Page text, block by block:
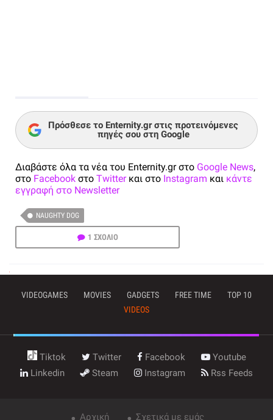
Πρόσθεσε το Enternity.gr στις προτεινόμενες
πηγές σου στη Google
Διαβάστε όλα τα νέα του Enternity.gr στο Google News,
στο Facebook στο Twitterκαι στο Instagram και κάντε
εγγραφή στο Newsletter
NAUGHTY DOG
1 ΣΧΟΛΙΟ
VIDEOGAMES MOVIES GADGETS FREE TIME
TOP 10
VIDEOS
Tiktok Twitter Facebook
Youtube
Linkedin
Steam Instagram Rss Feeds
Αρχική Σχετικά με εμάς